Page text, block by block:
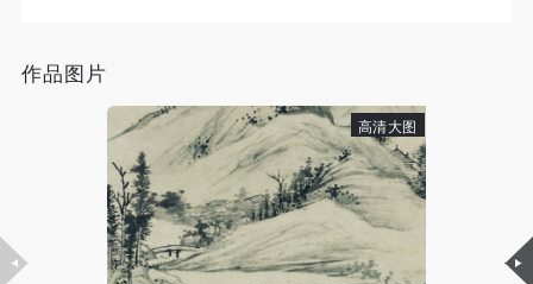
作品图片
高清大图
验证码
登录
可使用雅昌艺术网会员账户登录